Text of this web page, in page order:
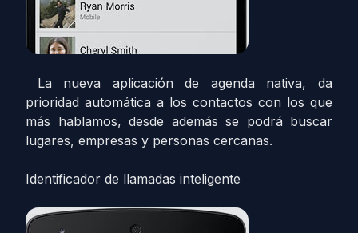
La nueva aplicación de agenda nativa, da
prioridad automática a los contactos con los que
más hablamos, desde además se podrá buscar
lugares, empresas y personas cercanas.
Identificador de llamadas inteligente